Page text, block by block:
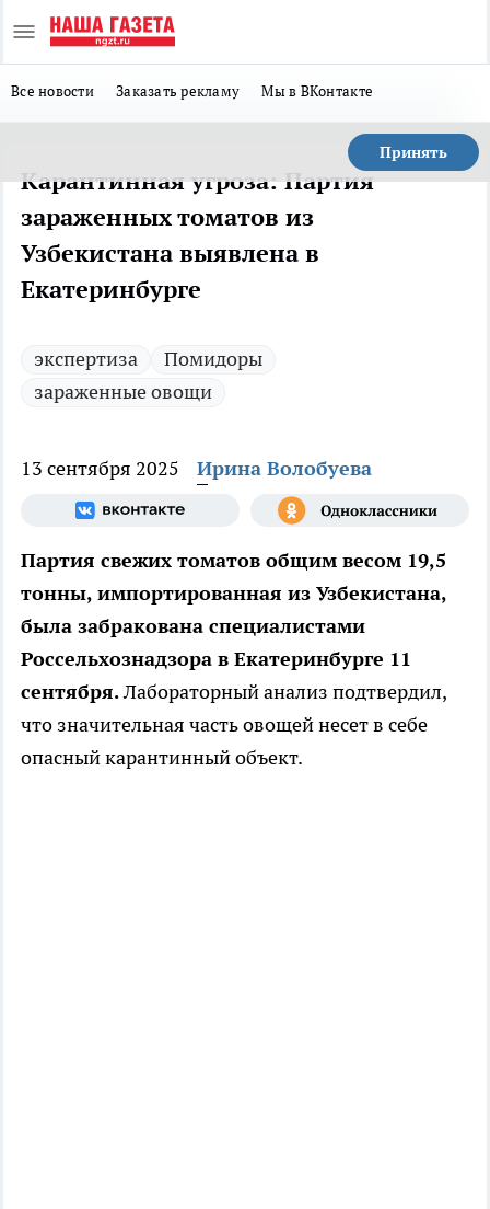
Все новости Заказать рекламу Мы в ВКонтакте
Принять
Карантинная угроза: Партия
зараженных томатов из
Узбекистана выявлена в
Екатеринбурге
экспертиза
Помидоры
зараженные овощи
13 сентября 2025 Ирина Волобуева
Партия свежих томатов общим весом 19,5
тонны, импортированная из Узбекистана,
была забракована специалистами
Россельхознадзора в Екатеринбурге 11
сентября.Лабораторный анализ подтвердил,
что значительная часть овощей несет в себе
опасный карантинный объект.